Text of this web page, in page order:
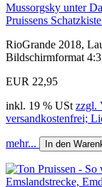
Mussorgsky unter
Pruissens
RioGrande 2018,
Bildschirmformat
EUR 22,95
inkl. 19 % USt zzgl.
versandkostenfrei;
mehr... In den